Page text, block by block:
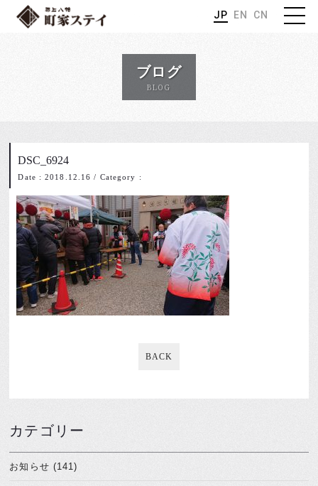
JP EN CN
ブログ
BLOG
DSC_6924
Date : 2018.12.16 / Category :
BACK
カテゴリー
お知らせ (141)